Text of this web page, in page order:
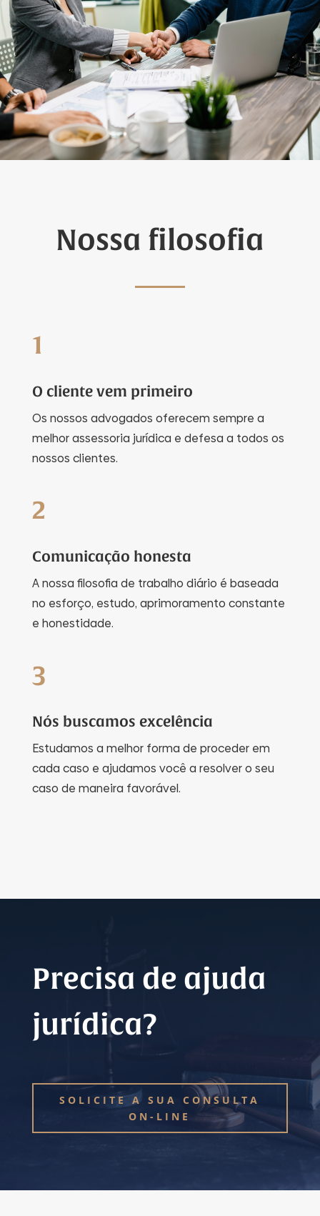
Nossa filosofia
1
O cliente vem primeiro
Os nossos advogados oferecem sempre a
melhor assessoria jurídica e defesa a todos os
nossos clientes.
2
Comunicação honesta
A nossa filosofia de trabalho diário é baseada
no esforço, estudo, aprimoramento constante
e honestidade.
3
Nós buscamos excelência
Estudamos a melhor forma de proceder em
cada caso e ajudamos você a resolver o seu
caso de maneira favorável.
Precisa de ajuda
jurídica?
SOLICITE A SUA CONSULTA
ON-LINE